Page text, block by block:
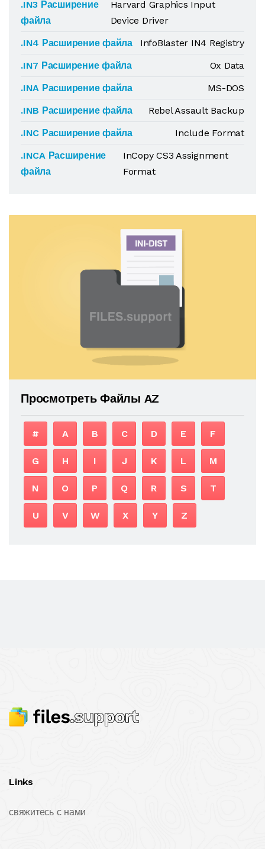
.IN3 Расширение
файла
Harvard Graphics Input
Device Driver
.IN4 Расширение файла
InfoBlaster IN4 Registry
.IN7 Расширение файла
Ox Data
.INA Расширение файла
MS-DOS
.INB Расширение файла
Rebel Assault Backup
.INC Расширение файла
Include Format
.INCA Расширение
файла
InCopy CS3 Assignment
Format
Просмотреть Файлы AZ
# A B C D E F
G H I J K L M
N O P Q R S T
U V W X Y Z
Links
свяжитесь с нами